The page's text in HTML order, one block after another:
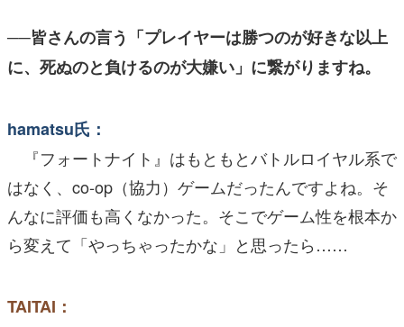
──皆さんの言う「プレイヤーは勝つのが好きな以上
に、死ぬのと負けるのが大嫌い」に繋がりますね。
hamatsu氏：
『フォートナイト』はもともとバトルロイヤル系で
はなく、co-op（協力）ゲームだったんですよね。そ
んなに評価も高くなかった。そこでゲーム性を根本か
ら変えて「やっちゃったかな」と思ったら……
TAITAI：